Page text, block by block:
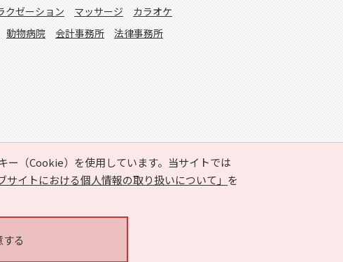
ー（Cookie）を使用しています。当サイトでは
サイトにおける個人情報の取り扱いについて」 を
する
クゼーション マッサージ
カラオケ
動物病院 会計事務所 法律事務所